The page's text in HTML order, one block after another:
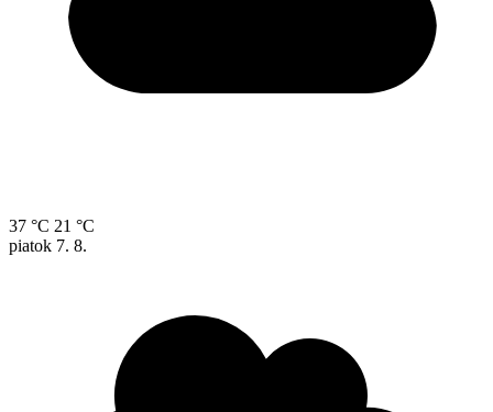
37 °C 21 °C
piatok 7. 8.